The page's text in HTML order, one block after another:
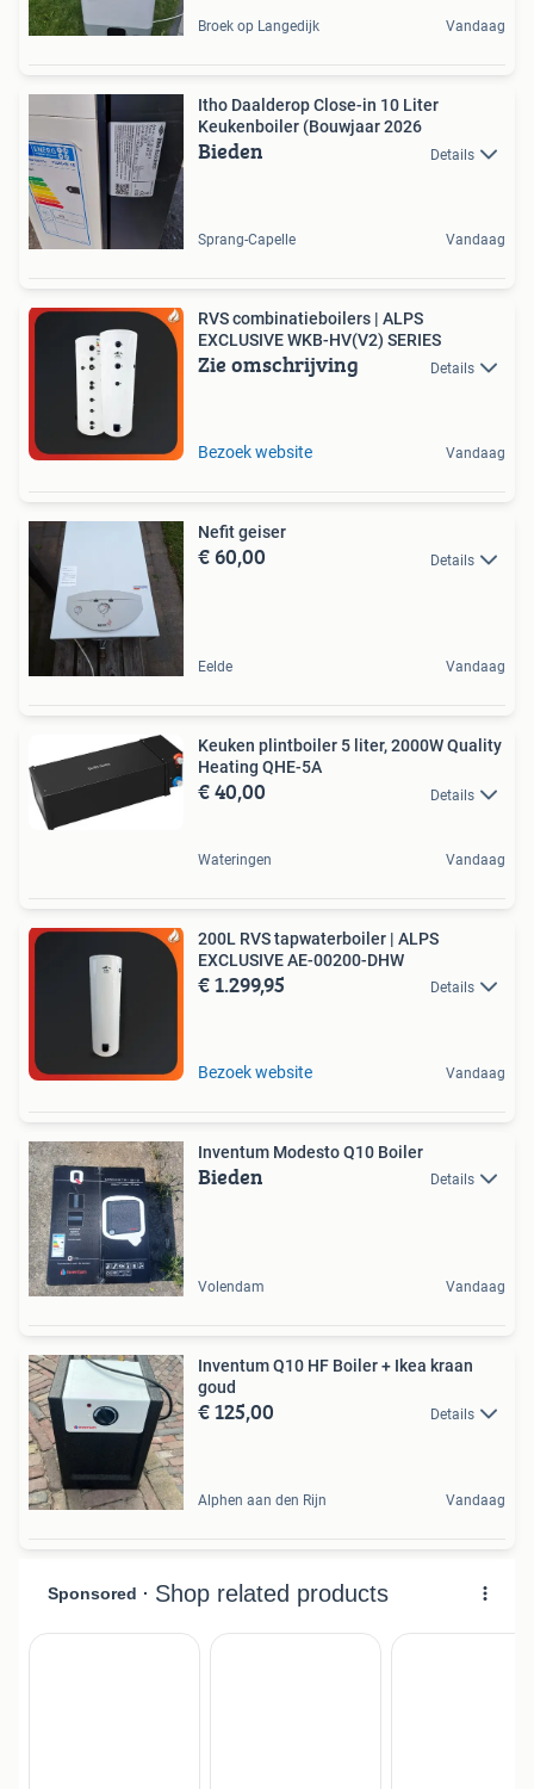
Broek op Langedijk Vandaag
Itho Daalderop Close-in 10 Liter
Keukenboiler (Bouwjaar 2026
Bieden Details
Sprang-Capelle Vandaag
RVS combinatieboilers | ALPS
EXCLUSIVE WKB-HV(V2) SERIES
Zie omschrijving Details
Bezoek website Vandaag
Nefit geiser
€ 60,00 Details
Eelde Vandaag
Keuken plintboiler 5 liter, 2000W Quality
Heating QHE-5A
€ 40,00 Details
Wateringen Vandaag
200L RVS tapwaterboiler | ALPS
EXCLUSIVE AE-00200-DHW
€ 1.299,95 Details
Bezoek website Vandaag
Inventum Modesto Q10 Boiler
Bieden Details
Volendam Vandaag
Inventum Q10 HF Boiler + Ikea kraan
goud
€ 125,00 Details
Alphen aan den Rijn Vandaag